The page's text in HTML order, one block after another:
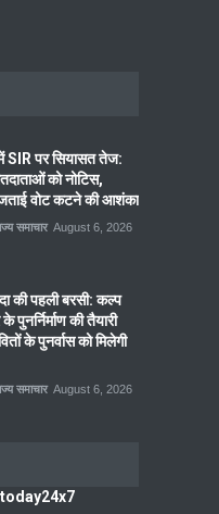
SIR पर सियासत तेज:
को नोटिस,
वोट कटने की आशंका
समाचार August 6, 2026
की पहली बरसी: कल्प
पुनर्निर्माण की तैयारी
के पुनर्वास को मिलेगी
समाचार August 6, 2026